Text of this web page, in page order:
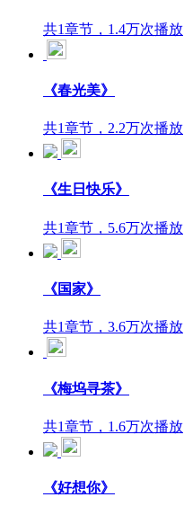
共1章节，1.4万次播放
《春光美》
共1章节，2.2万次播放
《生日快乐》
共1章节，5.6万次播放
《国家》
共1章节，3.6万次播放
《梅坞寻茶》
共1章节，1.6万次播放
《好想你》